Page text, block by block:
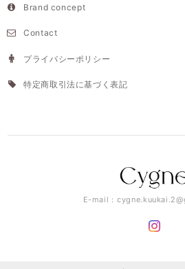
Brand concept
Contact
プライバシーポリシー
特定商取引法に基づく表記
E-mail：